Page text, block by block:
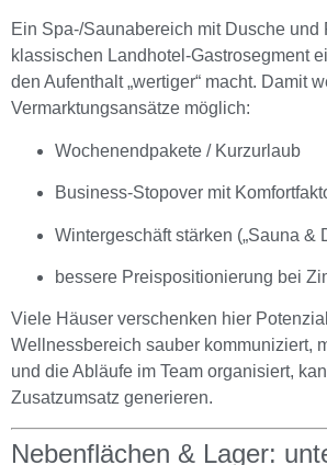
Ein Spa-/Saunabereich mit Dusche und
klassischen Landhotel-Gastrosegment
den Aufenthalt „wertiger“ macht. Damit
Vermarktungsansätze möglich:
Wochenendpakete / Kurzurlaub
Business-Stopover mit
Wintergeschäft stärken („Sauna &
bessere Preispositionierung bei
Viele Häuser verschenken hier
Wellnessbereich sauber kommuniziert,
und die Abläufe im Team organisiert,
Zusatzumsatz generieren.
Nebenflächen & Lager: